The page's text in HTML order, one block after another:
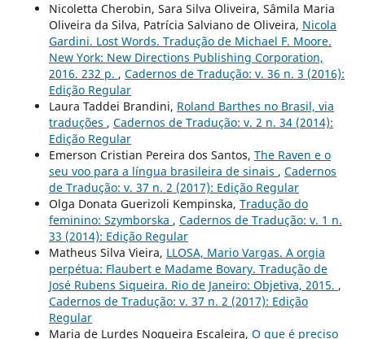
Nicoletta Cherobin, Sara Silva Oliveira, Sâmila Maria
Oliveira da Silva, Patrícia Salviano de Oliveira, Nicola
Gardini. Lost Words. Tradução de Michael F. Moore.
New York: New Directions Publishing Corporation,
2016. 232 p. , Cadernos de Tradução: v. 36 n. 3 (2016):
Edição Regular
Laura Taddei Brandini, Roland Barthes no Brasil, via
traduções , Cadernos de Tradução: v. 2 n. 34 (2014):
Edição Regular
Emerson Cristian Pereira dos Santos, The Raven e o
seu voo para a língua brasileira de sinais , Cadernos
de Tradução: v. 37 n. 2 (2017): Edição Regular
Olga Donata Guerizoli Kempinska, Tradução do
feminino: Szymborska , Cadernos de Tradução: v. 1 n.
33 (2014): Edição Regular
Matheus Silva Vieira, LLOSA, Mario Vargas. A orgia
perpétua: Flaubert e Madame Bovary. Tradução de
José Rubens Siqueira. Rio de Janeiro: Objetiva, 2015. ,
Cadernos de Tradução: v. 37 n. 2 (2017): Edição
Regular
Maria de Lurdes Nogueira Escaleira, O que é preciso